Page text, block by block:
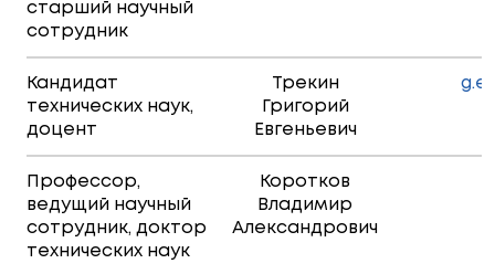
старший научный
сотрудник
Кандидат
технических наук,
доцент
Трекин
Григорий
Евгеньевич
Профессор,
ведущий научный
сотрудник, доктор
технических наук
Коротков
Владимир
Александрович